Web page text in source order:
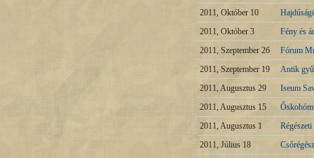
2011, Október 10
2011, Október 3
Fény és
2011, Szeptember 26
Fórum
2011, Szeptember 19
Antik
2011, Augusztus 29
Iseum
2011, Augusztus 15
2011, Augusztus 1
2011, Július 18